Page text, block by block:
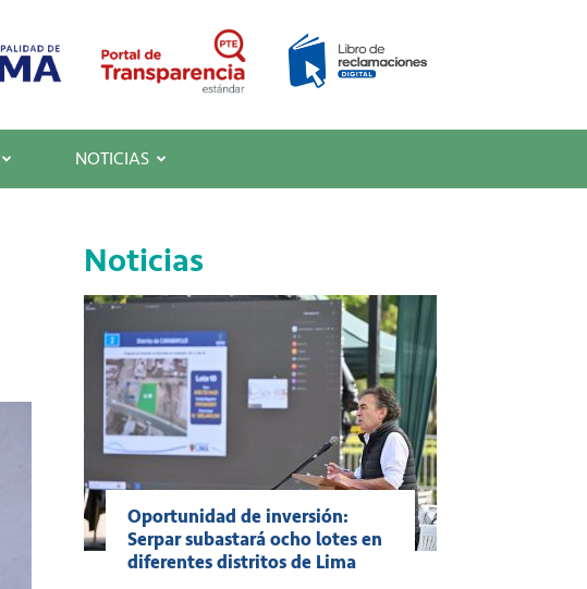
NOTICIAS
Noticias
Oportunidad de inversión:
Serpar subastará ocho lotes en
diferentes distritos de Lima